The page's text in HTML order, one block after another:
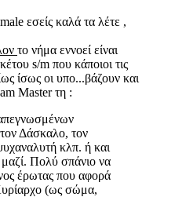
εσείς καλά τα λέτε ,
το νήμα εννοεί είναι
s/m που κάποιοι τις
ίσως οι υπο...βάζουν και
Μaster τη :
Δάσκαλο, τον
κλπ. ή και
Πολύ σπάνιο να
έρωτας που αφορά
(ως σώμα,